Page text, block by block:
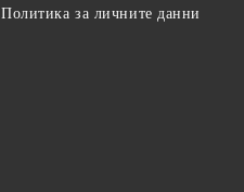
Политика за личните данни